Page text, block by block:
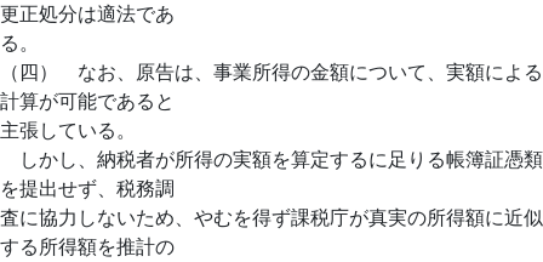
更正処分は適法であ
る。
（四） なお、原告は、事業所得の金額について、実額による
計算が可能であると
主張している。
しかし、納税者が所得の実額を算定するに足りる帳簿証憑類
を提出せず、税務調
査に協力しないため、やむを得ず課税庁が真実の所得額に近似
する所得額を推計の